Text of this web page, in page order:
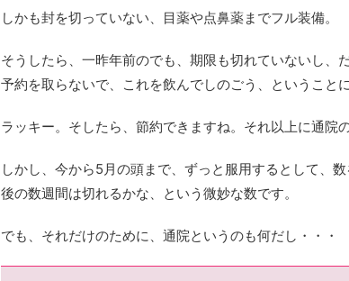
しかも封を切っていない、目薬や点鼻薬までフル装備。
そうしたら、一昨年前のでも、期限も切れていないし、
予約を取らないで、これを飲んでしのごう、ということ
ラッキー。そしたら、節約できますね。それ以上に通院
しかし、今から5月の頭まで、ずっと服用するとして、
後の数週間は切れるかな、という微妙な数です。
でも、それだけのために、通院というのも何だし・・・